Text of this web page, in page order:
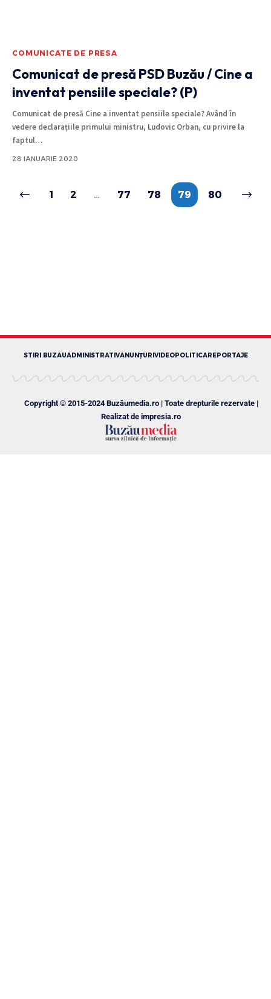
COMUNICATE DE PRESA
Comunicat de presă PSD Buzău / Cine a
inventat pensiile speciale? (P)
Comunicat de presă Cine a inventat pensiile speciale? Având în
vedere declarațiile primului ministru, Ludovic Orban, cu privire la
faptul…
28 IANUARIE 2020
1 2 … 77 78 79 80
STIRI BUZAUADMINISTRATIVANUNȚURI VIDEOPOLITICAREPORTAJE
Copyright © 2015-2024 Buzăumedia.ro | Toate drepturile rezervate |
Realizat de impresia.ro